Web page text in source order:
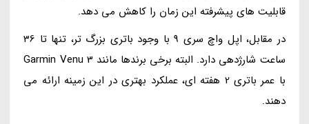
قابلیت های پیشرفته این زمان را کاهش می دهد.
در مقابل، اپل واچ سری 9 با وجود باتری بزرگ تر، تنها تا 36
ساعت شارژدهی دارد. البته برخی برندها مانند Garmin Venu 3
با عمر باتری 2 هفته ای، عملکرد بهتری در این زمینه ارائه می
دهند.